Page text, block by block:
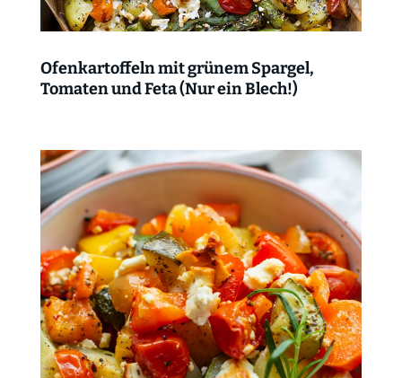
Ofenkartoffeln mit grünem Spargel,
Tomaten und Feta (Nur ein Blech!)